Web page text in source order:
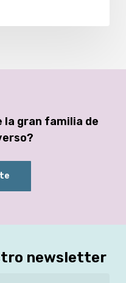
gran familia de
newsletter